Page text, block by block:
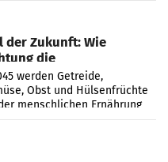
der Zukunft: Wie
die
sichert
werden Getreide,
Obst und Hülsenfrüchte
menschlichen Ernährung
verändern sich die